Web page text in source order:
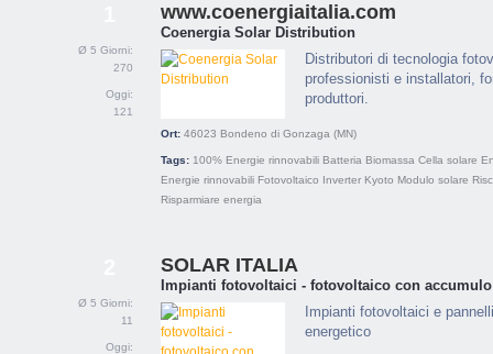
Ø 5 Giorni:
270
Oggi:
121
www.coenergiaitalia.com
Coenergia Solar Distribution
Distributori di tecnologia
professionisti e installatori,
produttori.
Ort: 46023 Bondeno di Gonzaga (MN)
Tags: 100% Energie rinnovabili Batteria Biomassa Cella solare
Energie rinnovabili Fotovoltaico Inverter Kyoto Modulo solare
Risparmiare energia
Ø 5 Giorni:
11
Oggi:
SOLAR ITALIA
Impianti fotovoltaici - fotovoltaico con accumulo
Impianti fotovoltaici e
energetico